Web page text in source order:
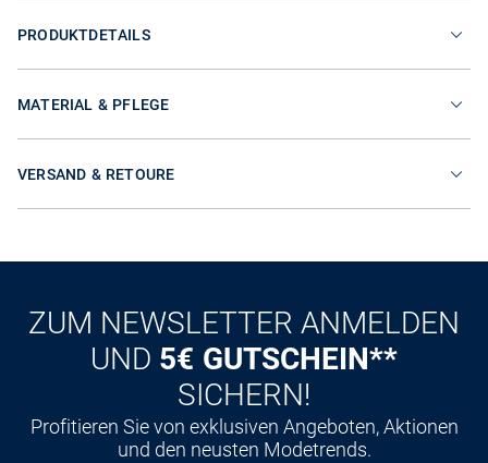
PRODUKTDETAILS
MATERIAL & PFLEGE
VERSAND & RETOURE
ZUM NEWSLETTER ANMELDEN
UND 5€ GUTSCHEIN**
SICHERN!
Profitieren Sie von exklusiven Angeboten, Aktionen
und den neusten Modetrends.